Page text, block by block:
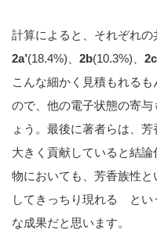
計算によると、それぞれの
2a’(18.4%)、 2b(10.3%)、 2c
こんな細かく見積もれる
ので、他の電子状態の寄
ょう。最後に著者らは、
大きく貢献していると結
物においても、芳香族性
してきっちり現れる とい
な成果だと思います。